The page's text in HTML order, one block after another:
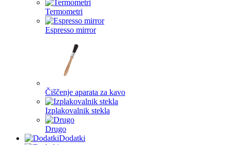
Termometri
Espresso mirror
Čiščenje aparata za kavo
Izplakovalnik stekla
Drugo
Dodatki